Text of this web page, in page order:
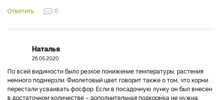
Ответить
0
Наталья
26.05.2020
По всей видимости было резкое понижение температуры, растения
немного подмерзли. Фиолетовый цвет говорит также о том, что корни
перестали усваивать фосфор. Если в посадочную лунку он был внесен
в достаточном количестве – дополнительная подкормка не нужна.